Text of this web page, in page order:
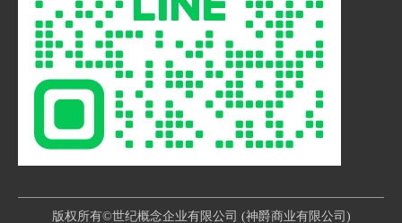
等地区的代工厂在针车产业
中扮演着重要的角色。他们
以其专业的技术、高品质的
产品和优秀的服务赢得了客
户的青睐。无论是国内市场
还是国际市场，他们都能够
满足客户的需求，为客户提
供优质的针车产品。
产业的发展和经济的繁荣。
随着全球经济的不断发展，
针车代工-成衣代工将会在
未来继续发挥重要的作用，
为企业带来更多的商机和发
展空间。
版权所有©世纪概念企业有限公司 (神爵商业有限公司)